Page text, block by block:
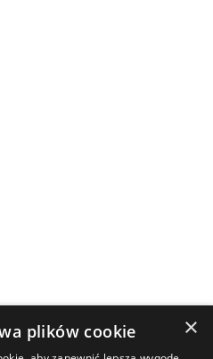
×
plików cookie